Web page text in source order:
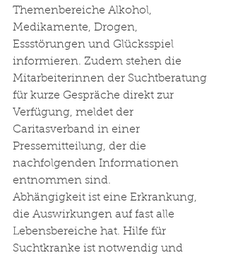
Themenbereiche Alkohol,
Medikamente, Drogen,
Essstörungen und Glücksspiel
informieren. Zudem stehen die
Mitarbeiterinnen der Suchtberatung
für kurze Gespräche direkt zur
Verfügung, meldet der
Caritasverband in einer
Pressemitteilung, der die
nachfolgenden Informationen
entnommen sind.
Abhängigkeit ist eine Erkrankung,
die Auswirkungen auf fast alle
Lebensbereiche hat. Hilfe für
Suchtkranke ist notwendig und